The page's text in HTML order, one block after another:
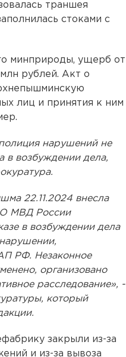
траншея
стоками с
минприроды, ущерб от
рублей. Акт о
лиц и принятия к ним
нарушений не
в возбуждении дела,
22.11.2024 внесла
МВД России
в возбуждении дела
РФ. Незаконное
организовано
расследование», -
который
закрыли из-за
и из-за вывоза